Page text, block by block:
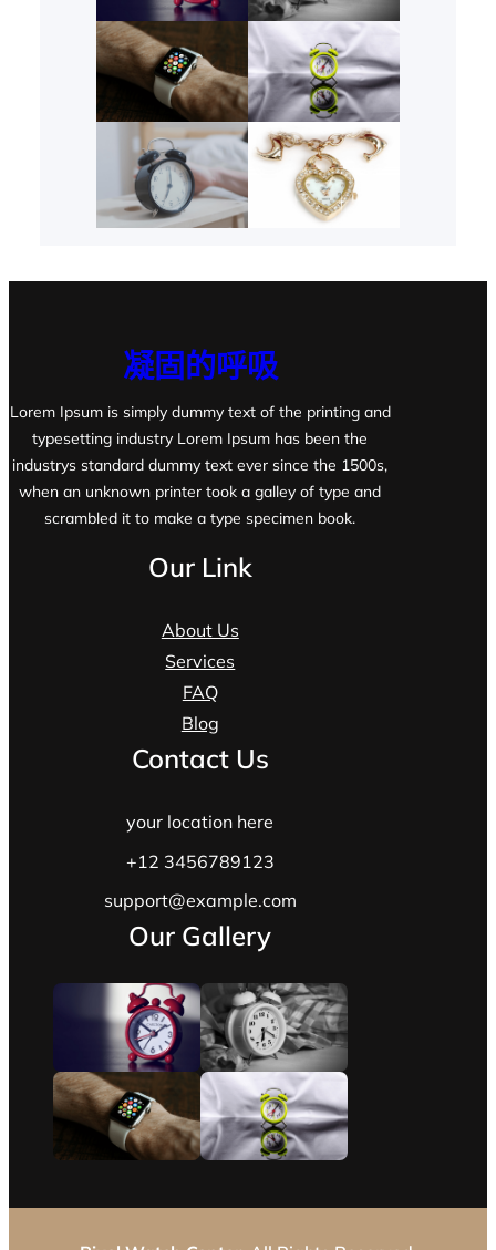
凝固的呼吸
Lorem Ipsum is simply dummy text of the printing and
typesetting industry Lorem Ipsum has been the
industrys standard dummy text ever since the 1500s,
when an unknown printer took a galley of type and
scrambled it to make a type specimen book.
Our Link
About Us
Services
FAQ
Blog
Contact Us
your location here
+12 3456789123
support@example.com
Our Gallery